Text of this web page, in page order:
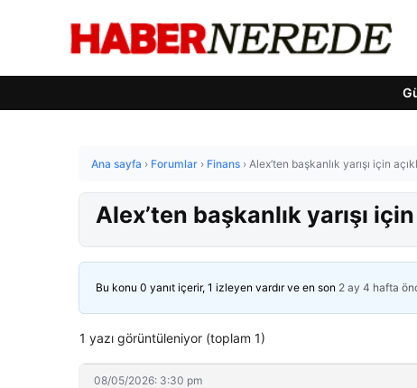
Ana sayfa › Forumlar › Finans › Alex’ten başkanlık yarışı için
Alex’ten başkanlık yarışı
Bu konu 0 yanıt içerir, 1 izleyen vardır ve en son 2 ay 4 hafta
1 yazı görüntüleniyor (toplam 1)
08/05/2026: 3:30 pm